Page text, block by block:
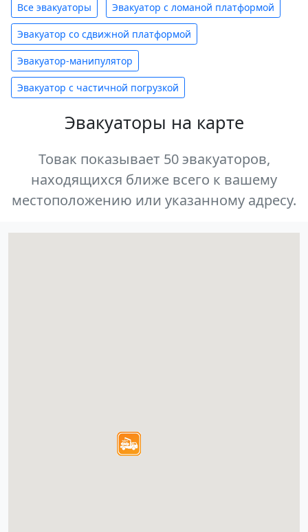
Все эвакуаторы Эвакуатор с ломаной платформой
Эвакуатор со сдвижной платформой
Эвакуатор-манипулятор
Эвакуатор с частичной погрузкой
Эвакуаторы на карте
Товак показывает 50 эвакуаторов,
находящихся ближе всего к вашему
местоположению или указанному адресу.